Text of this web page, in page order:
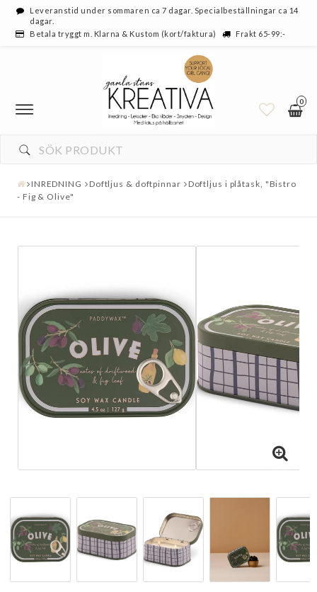
Leveranstid under sommaren ca 7 dagar. Specialbeställningar ca 14
dagar.
Betala tryggt m. Klarna & Kustom (kort/faktura)
Frakt 65-99:-
0
INREDNING Doftljus & doftpinnar
Doftljus i plåtask, "Bistro
- Fig & Olive"